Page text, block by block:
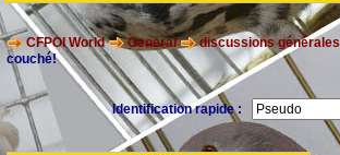
CFPOI World General discussions générales
couché!
Identification rapide :